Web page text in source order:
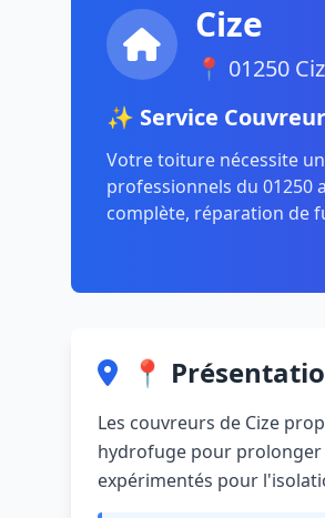
Cize
📍 01250
✨ Service Couvreur
Votre toiture nécessite
professionnels du 01250
complète, réparation de
📍
Les couvreurs de Cize
hydrofuge pour prolonger
expérimentés pour